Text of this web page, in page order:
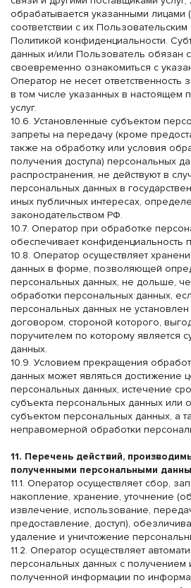
обрабатывается указанными лицами
соответствии с их
Политикой конфиденциальности.
данных и/или Пользователь обязан
своевременно ознакомиться с
Оператор не несет ответственность
в том числе указанных в настоящем
услуг.
10.6. Установленные субъектом
запреты на передачу (кроме
также на обработку или условия
получения доступа) персональных
распространения, не действуют в
персональных данных в
иных публичных интересах,
законодательством РФ.
10.7. Оператор при обработке
обеспечивает конфиденциальность
10.8. Оператор осуществляет
данных в форме, позволяющей
персональных данных, не дольше,
обработки персональных данных,
персональных данных не
договором, стороной которого,
поручителем по которому является
данных.
10.9. Условием прекращения
данных может являться достижение
персональных данных, истечение
субъекта персональных данных или
субъектом персональных данных, а
неправомерной обработки
11. Перечень действий,
полученными персональными
11.1. Оператор осуществляет сбор,
накопление, хранение, уточнение
извлечение, использование,
предоставление, доступ),
удаление и уничтожение
11.2. Оператор осуществляет
персональных данных с получением
полученной информации по